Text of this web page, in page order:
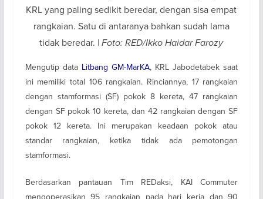
KRL yang paling sedikit beredar, dengan sisa empat
rangkaian. Satu di antaranya bahkan sudah lama
tidak beredar. |Foto: RED/Ikko Haidar Farozy
Mengutip data Litbang GM-MarKA, KRL Jabodetabek saat
ini memiliki total 106 rangkaian. Rinciannya, 17 rangkaian
dengan stamformasi (SF) pokok 8 kereta, 47 rangkaian
dengan SF pokok 10 kereta, dan 42 rangkaian dengan SF
pokok 12 kereta. Ini merupakan keadaan pokok atau
standar rangkaian, ketika tidak ada pemotongan
stamformasi.
Berdasarkan pantauan Tim REDaksi, KAI Commuter
mengoperasikan 95 rangkaian pada hari kerja dan 90